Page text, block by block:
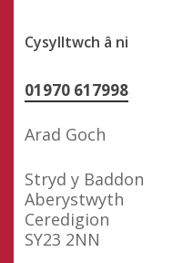
Cysylltwch â ni
01970 617998
Arad Goch
Stryd y Baddon
Aberystwyth
Ceredigion
SY23 2NN